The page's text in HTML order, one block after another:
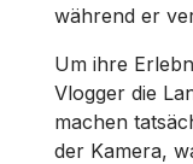
während er
Um ihre
Vlogger die
machen
der Kamera,